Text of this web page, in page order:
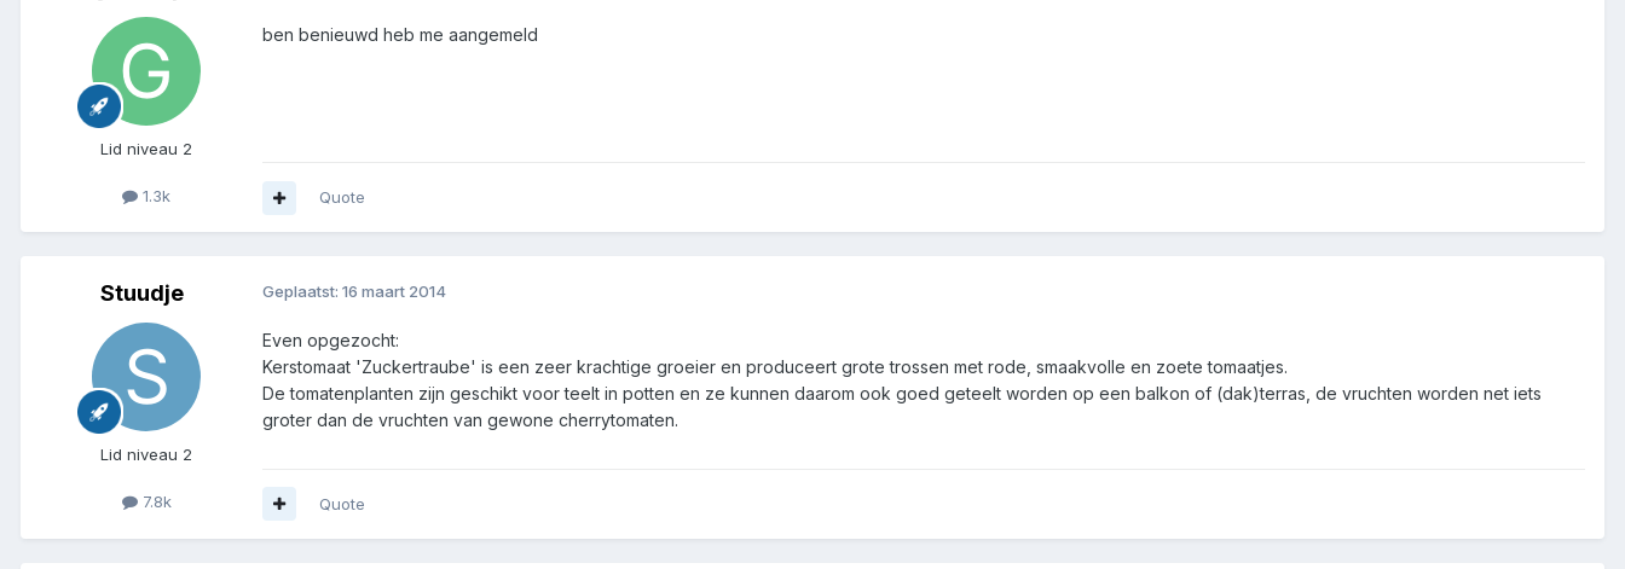
Lid niveau 2
1.3k
ben benieuwd heb me aangemeld
Quote
Stuudje
Lid niveau 2
7.8k
Geplaatst: 16 maart 2014
Even opgezocht:
Kerstomaat 'Zuckertraube' is een zeer krachtige groeier en produceert grote trossen met rode, smaakvolle en zoete tomaatjes.
De tomatenplanten zijn geschikt voor teelt in potten en ze kunnen daarom ook goed geteelt worden op een balkon of (dak)terras, de vruchten worden net iets
groter dan de vruchten van gewone cherrytomaten.
Quote